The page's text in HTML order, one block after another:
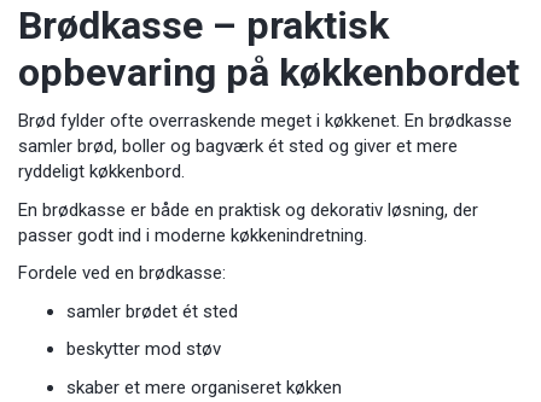
Brødkasse – praktisk
opbevaring på køkkenbordet
Brød fylder ofte overraskende meget i køkkenet. En brødkasse
samler brød, boller og bagværk ét sted og giver et mere
ryddeligt køkkenbord.
En brødkasse er både en praktisk og dekorativ løsning, der
passer godt ind i moderne køkkenindretning.
Fordele ved en brødkasse:
samler brødet ét sted
beskytter mod støv
skaber et mere organiseret køkken